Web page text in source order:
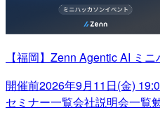
【福岡】Zenn Agentic AI ミ
開催前2026年9月11日(金)
セミナー一覧会社説明会一覧